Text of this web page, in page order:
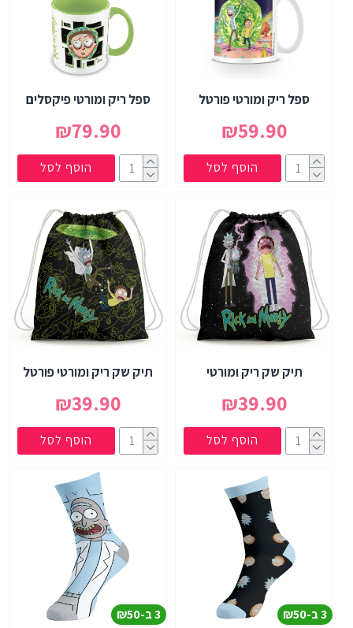
ספל ריק ומורטי פורטל
₪59.90
הוסף לסל
ספל ריק ומורטי פיקסלים
₪79.90
הוסף לסל
תיק שק ריק ומורטי
₪39.90
הוסף לסל
תיק שק ריק ומורטי פורטל
₪39.90
הוסף לסל
3 ב-₪50 3 ב-₪50